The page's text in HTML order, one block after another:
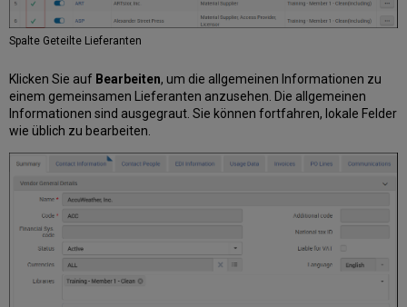
Spalte Geteilte Lieferanten
Klicken Sie auf Bearbeiten, um die allgemeinen Informationen zu
einem gemeinsamen Lieferanten anzusehen. Die allgemeinen
Informationen sind ausgegraut. Sie können fortfahren, lokale Felder
wie üblich zu bearbeiten.